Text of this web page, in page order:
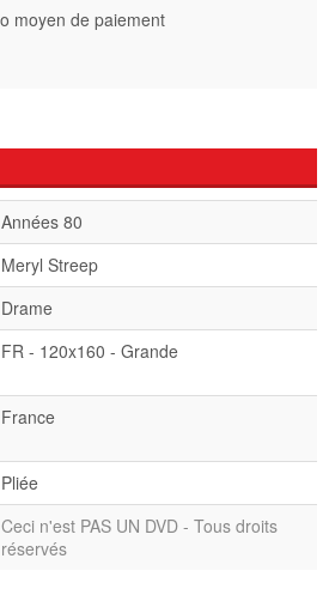
Années 80
Meryl Streep
Drame
FR - 120x160 - Grande
France
Pliée
Ceci n'est PAS UN DVD - Tous droits
réservés